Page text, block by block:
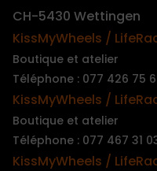
CH-5430 Wettingen
KissMyWheels /
Boutique et atelier
Téléphone : 077 426 75
KissMyWheels /
Boutique et atelier
Téléphone : 077 467 31
KissMyWheels /